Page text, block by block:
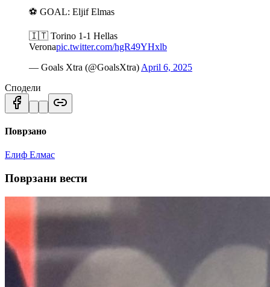
⚽️ GOAL: Eljif Elmas
🇮🇹 Torino 1-1 Hellas
Veronapic.twitter.com/hgR49YHxlb
— Goals Xtra (@GoalsXtra) April 6, 2025
Сподели
Поврзано
Елиф Елмас
Поврзани вести